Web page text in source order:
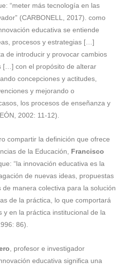
“meter más tecnología en las
(CARBONELL, 2017). como
educativa se entiende
procesos y estrategias […]
de introducir y provocar cambios
[…] con el propósito de alterar
concepciones y actitudes,
y mejorando o
los procesos de enseñanza y
2002: 11-12).
compartir la definición que ofrece
de la Educación,
Francisco
“la innovación educativa es la
de nuevas ideas, propuestas
manera colectiva para la solución
de la práctica, lo que comportará
y en la práctica institucional de la
86).
, profesor e investigador
educativa significa una